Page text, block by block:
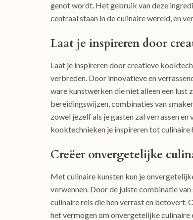
genot wordt. Het gebruik van deze
centraal staan in de culinaire wereld, en
Laat je inspireren door
Laat je inspireren door creatieve
verbreden. Door innovatieve en
ware kunstwerken die niet alleen een lust
bereidingswijzen, combinaties van
zowel jezelf als je gasten zal verrassen
kooktechnieken je inspireren tot culinaire
Creëer onvergetelijke
Met culinaire kunsten kun je
verwennen. Door de juiste combinatie
culinaire reis die hen verrast en betovert.
het vermogen om onvergetelijke culinaire